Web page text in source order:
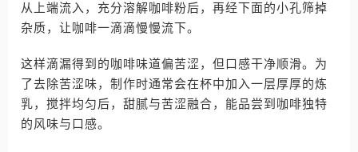
从上端流入，充分溶解咖啡粉后，再经下面的小孔筛掉
杂质，让咖啡一滴滴慢慢流下。
这样滴漏得到的咖啡味道偏苦涩，但口感干净顺滑。为
了去除苦涩味，制作时通常会在杯中加入一层厚厚的炼
乳，搅拌均匀后，甜腻与苦涩融合，能品尝到咖啡独特
的风味与口感。